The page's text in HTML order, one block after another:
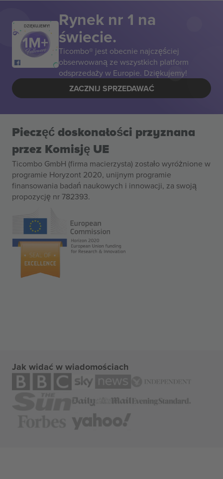
DZIĘKUJEMY! Rynek nr 1 na
świecie.
Ticombo® jest obecnie najczęściej
obserwowaną ze wszystkich platform
odsprzedaży w Europie. Dziękujemy!
ZACZNIJ SPRZEDAWAĆ
Pieczęć doskonałości przyznana
przez Komisję UE
Ticombo GmbH (firma macierzysta) zostało wyróżnione w
programie Horyzont 2020, unijnym programie
finansowania badań naukowych i innowacji, za swoją
propozycję nr 782393.
Jak widać w wiadomościach